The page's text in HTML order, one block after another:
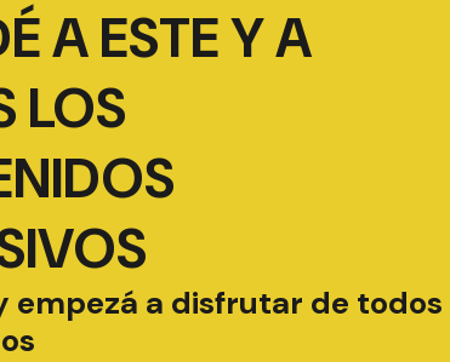
A ESTE Y A
LOS
empezá a disfrutar de todos